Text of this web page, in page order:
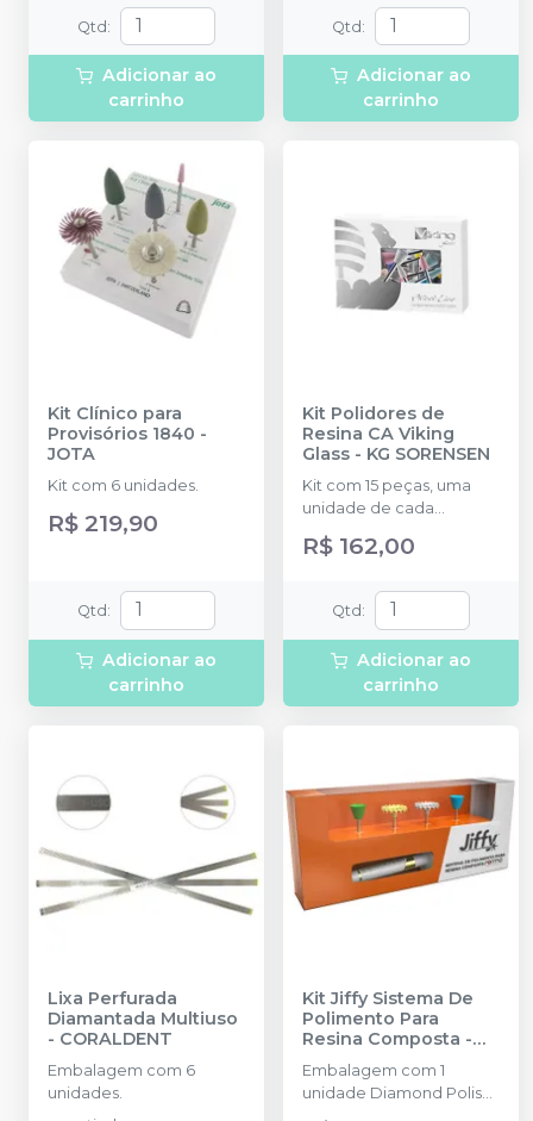
Qtd:
Adicionar ao
carrinho
Pelo de Cabra, 1
Broqueiro Autoclavável
de 75 furos.
Qtd:
Adicionar ao
carrinho
Kit Clínico para
Provisórios 1840 -
JOTA
Kit com 6 unidades.
R$ 219,90
Qtd :
Adicionar ao
carrinho
Kit Polidores de
Resina CA Viking
Glass - KG SORENSEN
Kit com 15 peças, uma
unidade de cada
modelo.
R$ 162,00
Qtd :
Adicionar ao
carrinho
Lixa Perfurada
Diamantada Multiuso
- CORALDENT
Embalagem com 6
unidades.
Kit Jiffy Sistema De
Polimento Para
Resina Composta -
Embalagem com 1
unidade Diamond Polish